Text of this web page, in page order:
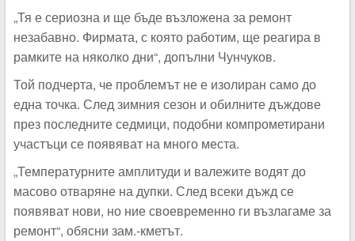
„Тя е сериозна и ще бъде възложена за ремонт
незабавно. Фирмата, с която работим, ще реагира в
рамките на няколко дни“, допълни Чунчуков.
Той подчерта, че проблемът не е изолиран само до
една точка. След зимния сезон и обилните дъждове
през последните седмици, подобни компрометирани
участъци се появяват на много места.
„Температурните амплитуди и валежите водят до
масово отваряне на дупки. След всеки дъжд се
появяват нови, но ние своевременно ги възлагаме за
ремонт“, обясни зам.-кметът.